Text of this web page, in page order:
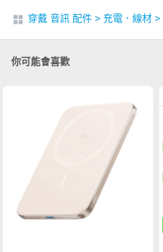
穿戴 音訊 配件 > 充電．線材 >
你可能會喜歡